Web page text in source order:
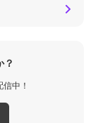
？
中！